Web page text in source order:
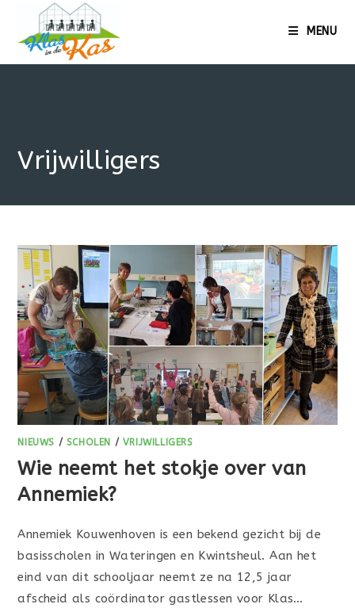
inhoud
MENU
Vrijwilligers
NIEUWS / SCHOLEN / VRIJWILLIGERS
Wie neemt het stokje over van
Annemiek?
Annemiek Kouwenhoven is een bekend gezicht bij de
basisscholen in Wateringen en Kwintsheul. Aan het
eind van dit schooljaar neemt ze na 12,5 jaar
afscheid als coördinator gastlessen voor Klas…